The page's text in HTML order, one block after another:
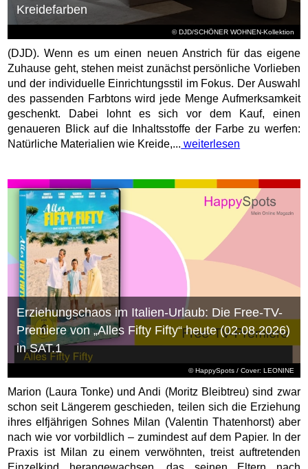
© DJD/SCHÖNER WOHNEN-Kollektion
Kreidefarben
(DJD). Wenn es um einen neuen Anstrich für das eigene
Zuhause geht, stehen meist zunächst persönliche Vorlieben
und der individuelle Einrichtungsstil im Fokus. Der Auswahl
des passenden Farbtons wird jede Menge Aufmerksamkeit
geschenkt. Dabei lohnt es sich vor dem Kauf, einen
genaueren Blick auf die Inhaltsstoffe der Farbe zu werfen:
Natürliche Materialien wie Kreide,... weiterlesen
© HappySpots / Cover: LEONINE
Erziehungschaos im Italien-Urlaub: Die Free-TV-
Premiere von „Alles Fifty Fifty“ heute (02.08.2026)
in SAT.1
Marion (Laura Tonke) und Andi (Moritz Bleibtreu) sind zwar
schon seit Längerem geschieden, teilen sich die Erziehung
ihres elfjährigen Sohnes Milan (Valentin Thatenhorst) aber
nach wie vor vorbildlich – zumindest auf dem Papier. In der
Praxis ist Milan zu einem verwöhnten, treist auftretenden